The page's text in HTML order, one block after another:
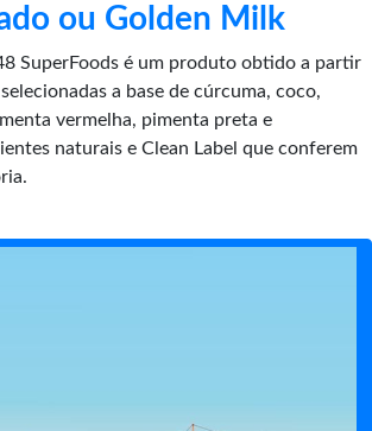
ou Golden Milk
SuperFoods é um produto obtido a partir
a base de cúrcuma, coco,
vermelha, pimenta preta e
naturais e Clean Label que conferem